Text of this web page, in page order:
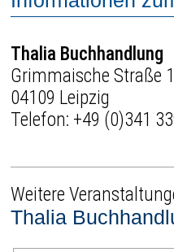
Thalia Buchhandlung
Grimmaische Straße
04109 Leipzig
Telefon: +49 (0)341
Weitere
Thalia